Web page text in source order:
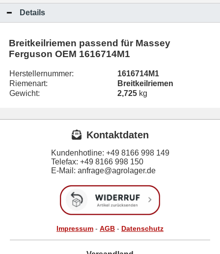
Details
Breitkeilriemen passend für Massey
Ferguson OEM 1616714M1
Herstellernummer:
1616714M1
Riemenart:
Breitkeilriemen
Gewicht:
2,725 kg
Kontaktdaten
Kundenhotline: +49 8166 998 149
Telefax: +49 8166 998 150
E-Mail: anfrage@agrolager.de
Impressum - AGB - Datenschutz